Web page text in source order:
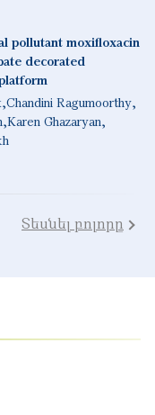
pollutant moxifloxacin
decorated
Chandini Ragumoorthy
Karen Ghazaryan
Տեսնել բոլորը